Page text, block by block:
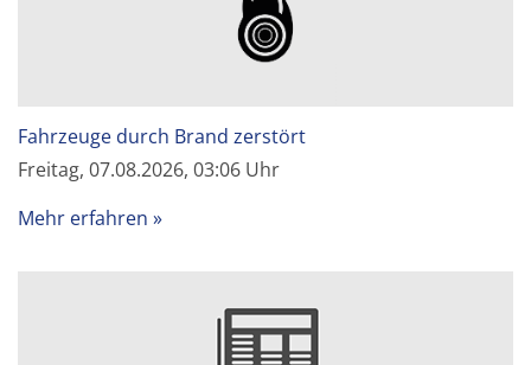
Fahrzeuge durch Brand zerstört
Freitag, 07.08.2026, 03:06 Uhr
Mehr erfahren